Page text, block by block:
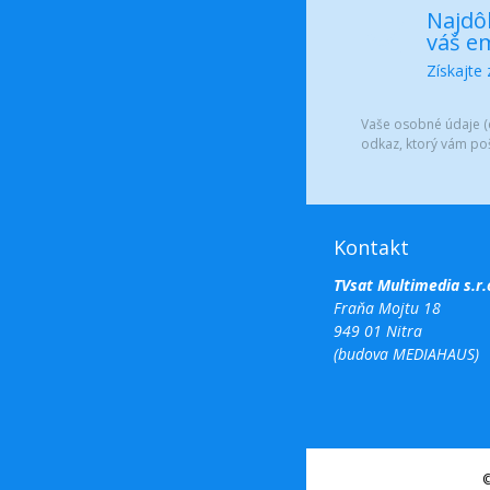
váš
Získajte
Vaše osobné údaje
odkaz, ktorý vám
Kontakt
TVsat Multimedia
Fraňa Mojtu 18
949 01 Nitra
(budova MEDIAHAUS)